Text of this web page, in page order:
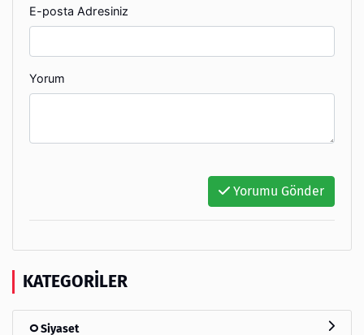
E-posta Adresiniz
Yorum
Yorumu Gönder
KATEGORILER
Siyaset